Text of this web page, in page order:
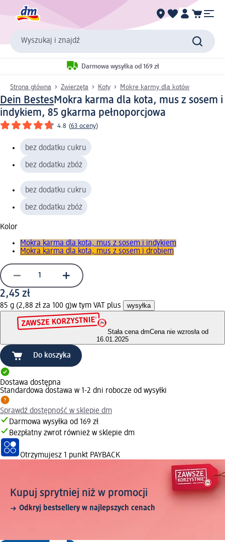
Wyszukaj i znajdź
Darmowa wysyłka od 169 zł
Strona główna Zwierzęta Koty Mokre karmy dla kotów
Dein BestesMokra karma dla kota, mus z sosem i
indykiem, 85 gkarma pełnoporcjowa
4.8 (63 oceny)
bez dodatku cukru
bez dodatku zbóż
bez dodatku cukru
bez dodatku zbóż
Kolor
Mokra karma dla kota, mus z sosem i indykiem
Mokra karma dla kota, mus z sosem i drobiem
2,45 zł
85 g (2,88 zł za 100 g)w tym VAT plus wysyłka
Stała cena dmCena nie wzrosła od
16.01.2025
Do koszyka
Dostawa dostępna
Standardowa dostawa w 1-2 dni robocze od wysyłki
Sprawdź dostępność w sklepie dm
Darmowa wysyłka od 169 zł
Bezpłatny zwrot również w sklepie dm
Otrzymujesz 1 punkt PAYBACK
Kupuj sprytniej niż w promocji
Odkryj bestsellery w najlepszych cenach